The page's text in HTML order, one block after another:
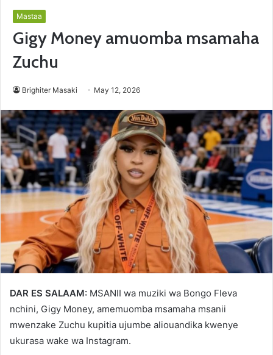
Mastaa
Gigy Money amuomba msamaha
Zuchu
Brighiter Masaki May 12, 2026
DAR ES SALAAM: MSANII wa muziki wa Bongo Fleva
nchini, Gigy Money, amemuomba msamaha msanii
mwenzake Zuchu kupitia ujumbe aliouandika kwenye
ukurasa wake wa Instagram.